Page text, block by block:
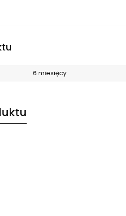
6 miesięcy